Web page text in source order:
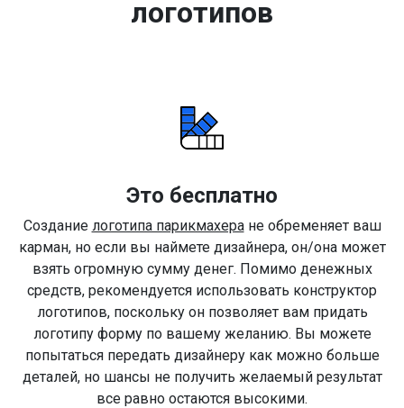
логотипов
Это бесплатно
Создание логотипа парикмахеране обременяет ваш
карман, но если вы наймете дизайнера, он/она может
взять огромную сумму денег. Помимо денежных
средств, рекомендуется использовать конструктор
логотипов, поскольку он позволяет вам придать
логотипу форму по вашему желанию. Вы можете
попытаться передать дизайнеру как можно больше
деталей, но шансы не получить желаемый результат
все равно остаются высокими.